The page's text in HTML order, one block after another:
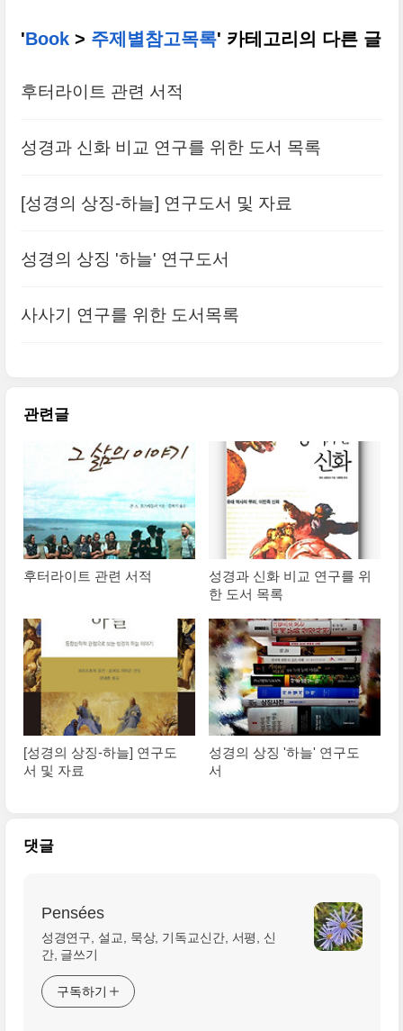
'Book> 주제별참고목록' 카테고리의 다른 글
후터라이트 관련 서적
성경과 신화 비교 연구를 위한 도서 목록
[성경의 상징-하늘] 연구도서 및 자료
성경의 상징 '하늘' 연구도서
사사기 연구를 위한 도서목록
관련글
후터라이트 관련 서적
성경과 신화 비교 연구를 위
한 도서 목록
[성경의 상징-하늘] 연구도
서 및 자료
성경의 상징 '하늘' 연구도
서
댓글
Pensées
성경연구, 설교, 묵상, 기독교신간, 서평, 신
간, 글쓰기
구독하기